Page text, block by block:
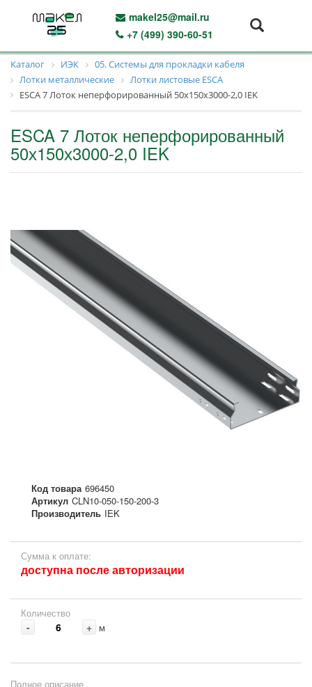
makel25@mail.ru
+7 (499) 390-60-51
Каталог ИЭК
05. Системы для прокладки кабеля
Лотки металлические
Лотки листовые ESCA
ESCA 7 Лоток неперфорированный 50х150х3000-2,0 IEK
ESCA 7 Лоток неперфорированный
50х150х3000-2,0 IEK
Код товара 696450
Артикул CLN10-050-150-200-3
Производитель IEK
Сумма к оплате:
доступна после авторизации
Количество
- + м
Полное описание